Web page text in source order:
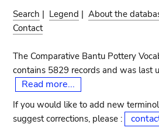
Search | Legend |About the
Contact
The Comparative Bantu Pottery
contains 5829 records and was last
Read more...
If you would like to add new
suggest corrections, please :